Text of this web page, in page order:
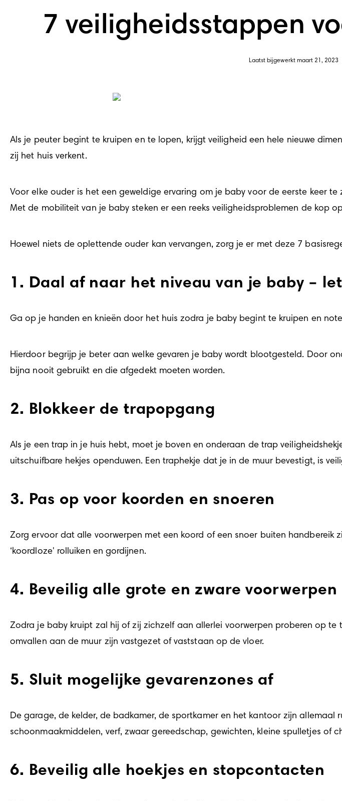
7 veiligheidsstappen
Laatst bijgewerkt maart 21, 2023
Als je peuter begint te kruipen en te lopen, krijgt veiligheid een hele nieuwe
zij het huis verkent.
Voor elke ouder is het een geweldige ervaring om je baby voor de eerste keer
Met de mobiliteit van je baby steken er een reeks veiligheidsproblemen de kop
Hoewel niets de oplettende ouder kan vervangen, zorg je er met deze 7
1. Daal af naar het niveau van je baby –
Ga op je handen en knieën door het huis zodra je baby begint te kruipen en
Hierdoor begrijp je beter aan welke gevaren je baby wordt blootgesteld. Door
bijna nooit gebruikt en die afgedekt moeten worden.
2. Blokkeer de trapopgang
Als je een trap in je huis hebt, moet je boven en onderaan de trap
uitschuifbare hekjes openduwen. Een traphekje dat je in de muur bevestigt, is
3. Pas op voor koorden en snoeren
Zorg ervoor dat alle voorwerpen met een koord of een snoer buiten handbereik
‘koordloze' rolluiken en gordijnen.
4. Beveilig alle grote en zware voorwerpen
Zodra je baby kruipt zal hij of zij zichzelf aan allerlei voorwerpen proberen op te
omvallen aan de muur zijn vastgezet of vaststaan op de vloer.
5. Sluit mogelijke gevarenzones af
De garage, de kelder, de badkamer, de sportkamer en het kantoor zijn allemaal
schoonmaakmiddelen, verf, zwaar gereedschap, gewichten, kleine spulletjes of
6. Beveilig alle hoekjes en stopcontacten